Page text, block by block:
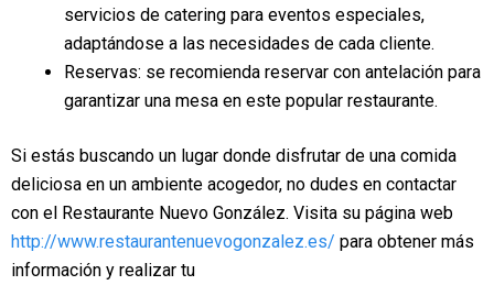
servicios de catering para eventos especiales,
adaptándose a las necesidades de cada cliente.
Reservas: se recomienda reservar con antelación para
garantizar una mesa en este popular restaurante.
Si estás buscando un lugar donde disfrutar de una comida
deliciosa en un ambiente acogedor, no dudes en contactar
con el Restaurante Nuevo González. Visita su página web
http://www.restaurantenuevogonzalez.es/ para obtener más
información y realizar tu